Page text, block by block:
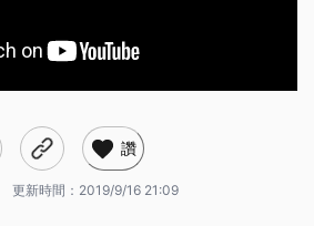
讚
更新時間： 2019/9/16 21:09